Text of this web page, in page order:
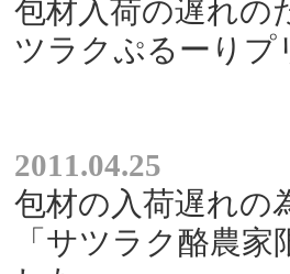
包材入荷の遅れの
ツラクぷるーりプ
2011.04.25
包材の入荷遅れの
「サツラク酪農